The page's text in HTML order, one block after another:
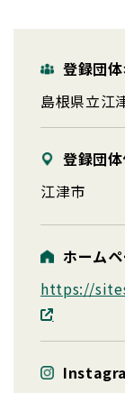
登録団
島根県立江
登録団
江津市
ホーム
https://